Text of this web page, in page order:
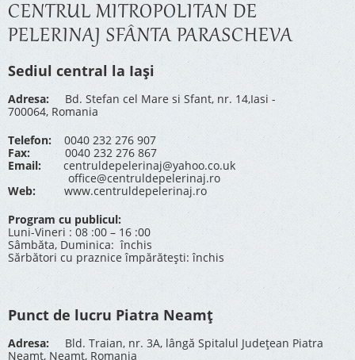
CENTRUL MITROPOLITAN DE
PELERINAJ SFÂNTA PARASCHEVA
Sediul central la Iași
Adresa: Bd. Stefan cel Mare si Sfant, nr. 14,Iasi -
700064, Romania
Telefon: 0040 232 276 907
Fax: 0040 232 276 867
Email:
centruldepelerinaj@yahoo.co.uk
office@centruldepelerinaj.ro
Web:
www.centruldepelerinaj.ro
Program cu publicul:
Luni-Vineri : 08 :00 – 16 :00
Sâmbăta, Duminica: închis
Sărbători cu praznice împărătești: închis
Punct de lucru Piatra Neamț
Adresa: Bld. Traian, nr. 3A, lângă Spitalul Județean Piatra
Neamț, Neamț, Romania